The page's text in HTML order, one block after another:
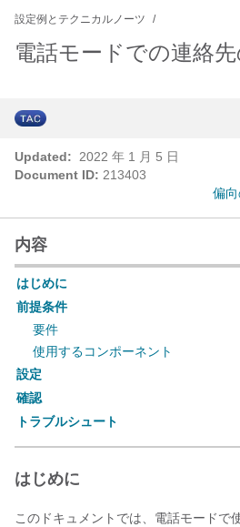
設定例とテクニカルノーツ
電話モードでの連絡
Updated:
2022 年 1 月 5 日
Document ID: 213403
偏
内容
はじめに
前提条件
要件
使用するコンポーネント
設定
確認
トラブルシュート
はじめに
このドキュメントでは、電話モードで